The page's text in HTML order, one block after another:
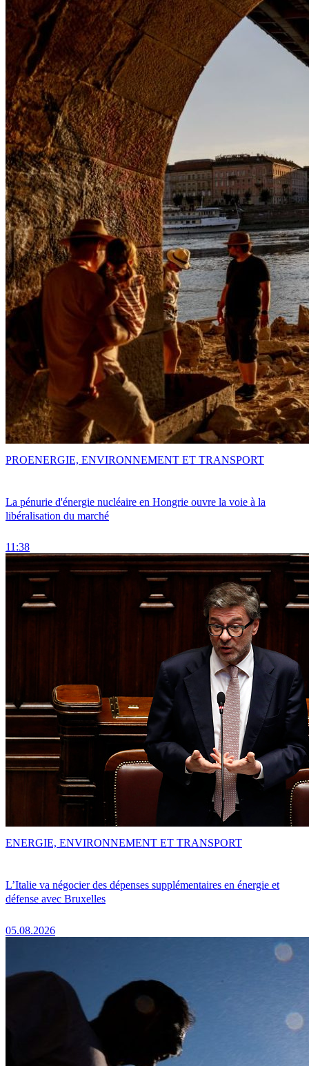
La pénurie d'énergie nucléaire en Hongrie ouvre la voie à la
libéralisation du marché
11:38
PROENERGIE, ENVIRONNEMENT ET TRANSPORT
L’Italie va négocier des dépenses supplémentaires en énergie et
défense avec Bruxelles
05.08.2026
ENERGIE, ENVIRONNEMENT ET TRANSPORT